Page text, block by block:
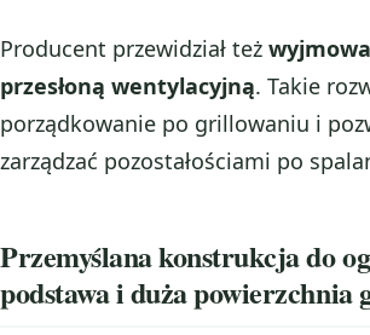
Producent przewidział też
przesłoną wentylacyjną. Takie
porządkowanie po grillowaniu i
zarządzać pozostałościami po
Przemyślana konstrukcja do
podstawa i duża powierzchnia